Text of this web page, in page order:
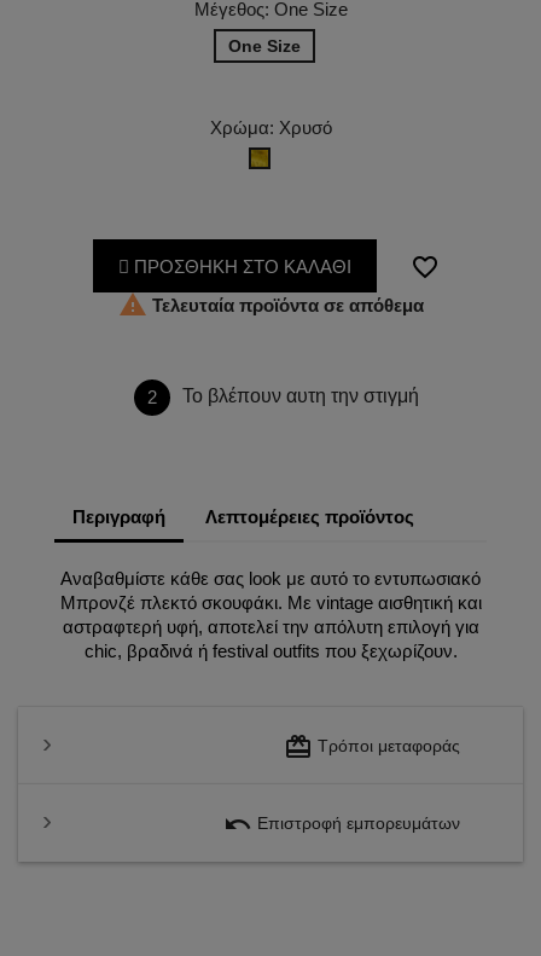
Μέγεθος: One Size
One Size
Χρώμα: Χρυσό
ΠΡΟΣΘΗΚΗ ΣΤΟ ΚΑΛΑΘΙ
favorite_border
 Τελευταία προϊόντα σε απόθεμα
2 Το βλέπουν αυτη την στιγμή
Περιγραφή Λεπτομέρειες προϊόντος
Αναβαθμίστε κάθε σας look με αυτό το εντυπωσιακό
Μπρονζέ πλεκτό σκουφάκι. Με vintage αισθητική και
αστραφτερή υφή, αποτελεί την απόλυτη επιλογή για
chic, βραδινά ή festival outfits που ξεχωρίζουν.
redeem Τρόποι μεταφοράς
undo Επιστροφή εμπορευμάτων